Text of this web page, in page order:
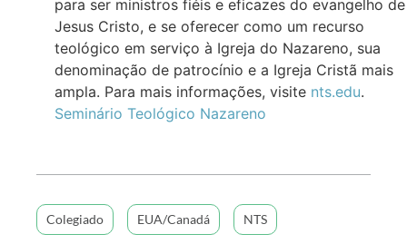
para ser ministros fiéis e eficazes do evangelho de
Jesus Cristo, e se oferecer como um recurso
teológico em serviço à Igreja do Nazareno, sua
denominação de patrocínio e a Igreja Cristã mais
ampla. Para mais informações, visite nts.edu.
Seminário Teológico Nazareno
Colegiado EUA/Canadá NTS